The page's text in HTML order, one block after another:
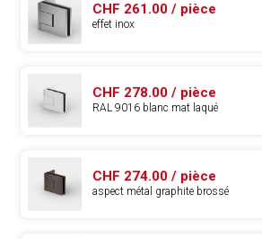
CHF 261.00 / pièce
effet inox
CHF 278.00 / pièce
RAL 9016 blanc mat laqué
CHF 274.00 / pièce
aspect métal graphite brossé